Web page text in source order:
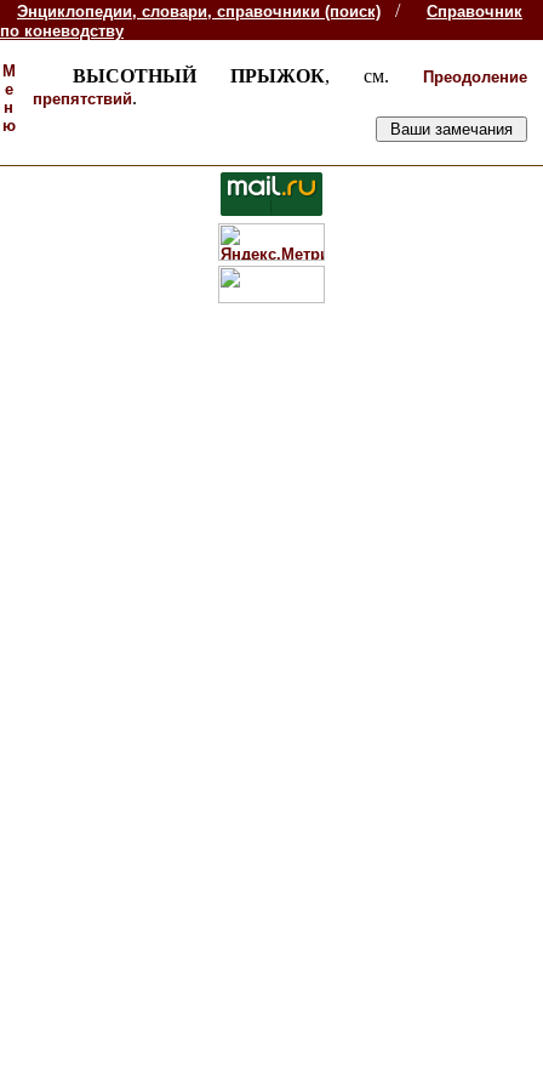
Энциклопедии, словари, справочники (поиск) /
Справочник
по коневодству
М
е
н
ю
ВЫСОТНЫЙ ПРЫЖОК, см.
Преодоление
препятствий.